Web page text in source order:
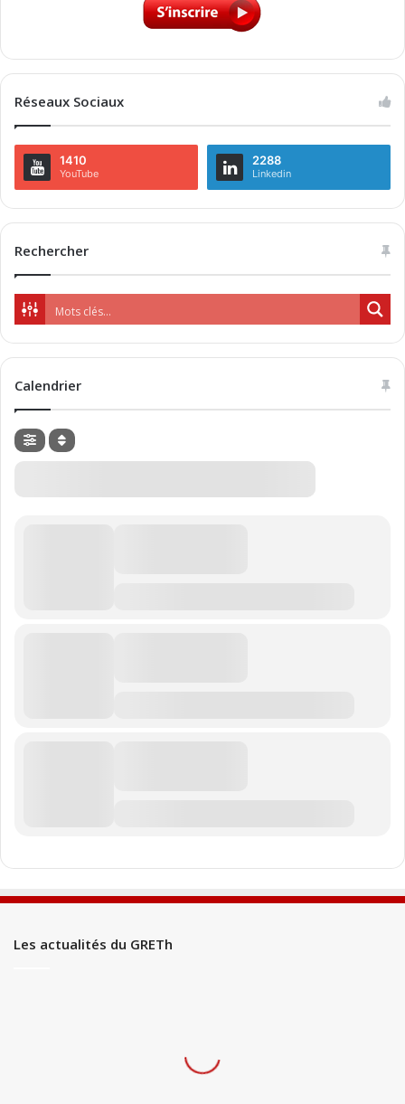
Réseaux Sociaux
1410
YouTube
2288
Linkedin
Rechercher
Calendrier
Les actualités du GRETh